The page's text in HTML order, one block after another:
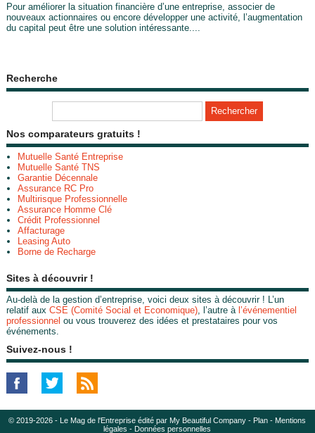
Pour améliorer la situation financière d’une entreprise, associer de
nouveaux actionnaires ou encore développer une activité, l’augmentation
du capital peut être une solution intéressante....
Recherche
Nos comparateurs gratuits !
Mutuelle Santé Entreprise
Mutuelle Santé TNS
Garantie Décennale
Assurance RC Pro
Multirisque Professionnelle
Assurance Homme Clé
Crédit Professionnel
Affacturage
Leasing Auto
Borne de Recharge
Sites à découvrir !
Au-delà de la gestion d’entreprise, voici deux sites à découvrir ! L’un
relatif aux CSE (Comité Social et Economique), l’autre à l’événementiel
professionnel ou vous trouverez des idées et prestataires pour vos
événements.
Suivez-nous !
© 2019-2026 - Le Mag de l'Entreprise édité par My Beautiful Company - Plan - Mentions
légales - Données personnelles